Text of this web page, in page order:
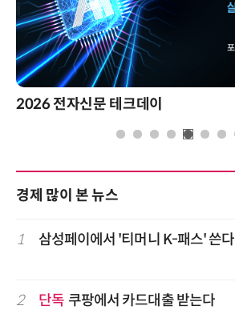
2026 전자신문 테크데이
경제 많이 본 뉴스
1 삼성페이에서 '티머니 K-패스' 쓴다
2 단독 쿠팡에서 카드대출 받는다